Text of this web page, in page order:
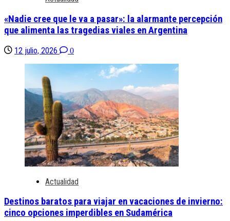
«Nadie cree que le va a pasar»: la alarmante percepción
que alimenta las tragedias viales en Argentina
12 julio, 2026 0
Actualidad
Destinos baratos para viajar en vacaciones de invierno:
cinco opciones imperdibles en Sudamérica